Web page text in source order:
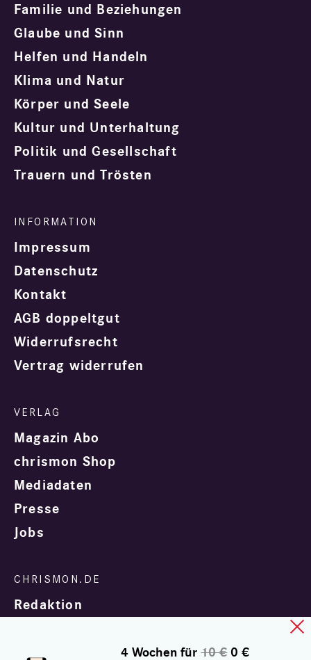
Familie und Beziehungen
Glaube und Sinn
Helfen und Handeln
Klima und Natur
Körper und Seele
Kultur und Unterhaltung
Politik und Gesellschaft
Trauern und Trösten
Impressum
Datenschutz
Kontakt
AGB doppeltgut
Widerrufsrecht
Vertrag widerrufen
Magazin Abo
chrismon Shop
Mediadaten
Presse
Jobs
Redaktion
4 Wochen für10 €0 €